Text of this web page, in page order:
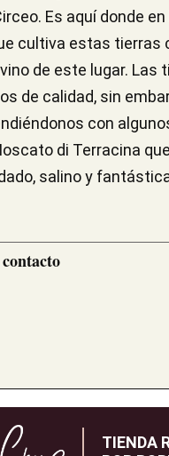
Es aquí donde
cultiva estas tierras
de este lugar. Las
de calidad, sin
con
di Terracina
salino y
TIENDA